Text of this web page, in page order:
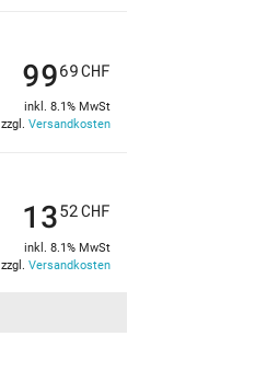
9969CHF
inkl. 8.1% MwSt
zzgl. Versandkosten
1352CHF
inkl. 8.1% MwSt
zzgl. Versandkosten